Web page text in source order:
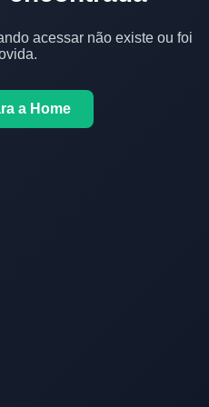
acessar não existe ou foi
a Home